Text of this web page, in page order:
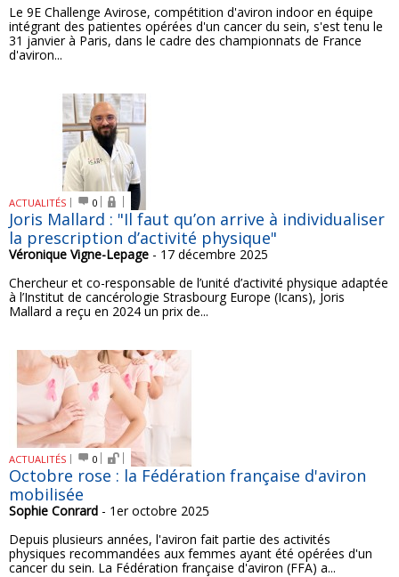
Le 9E Challenge Avirose, compétition d'aviron indoor en équipe
intégrant des patientes opérées d'un cancer du sein, s'est tenu le
31 janvier à Paris, dans le cadre des championnats de France
d'aviron...
ACTUALITÉS 0
Joris Mallard : "Il faut qu’on arrive à individualiser
la prescription d’activité physique"
Véronique Vigne-Lepage - 17 décembre 2025
Chercheur et co-responsable de l’unité d’activité physique adaptée
à l’Institut de cancérologie Strasbourg Europe (Icans), Joris
Mallard a reçu en 2024 un prix de...
ACTUALITÉS 0
Octobre rose : la Fédération française d'aviron
mobilisée
Sophie Conrard - 1er octobre 2025
Depuis plusieurs années, l'aviron fait partie des activités
physiques recommandées aux femmes ayant été opérées d'un
cancer du sein. La Fédération française d'aviron (FFA) a...